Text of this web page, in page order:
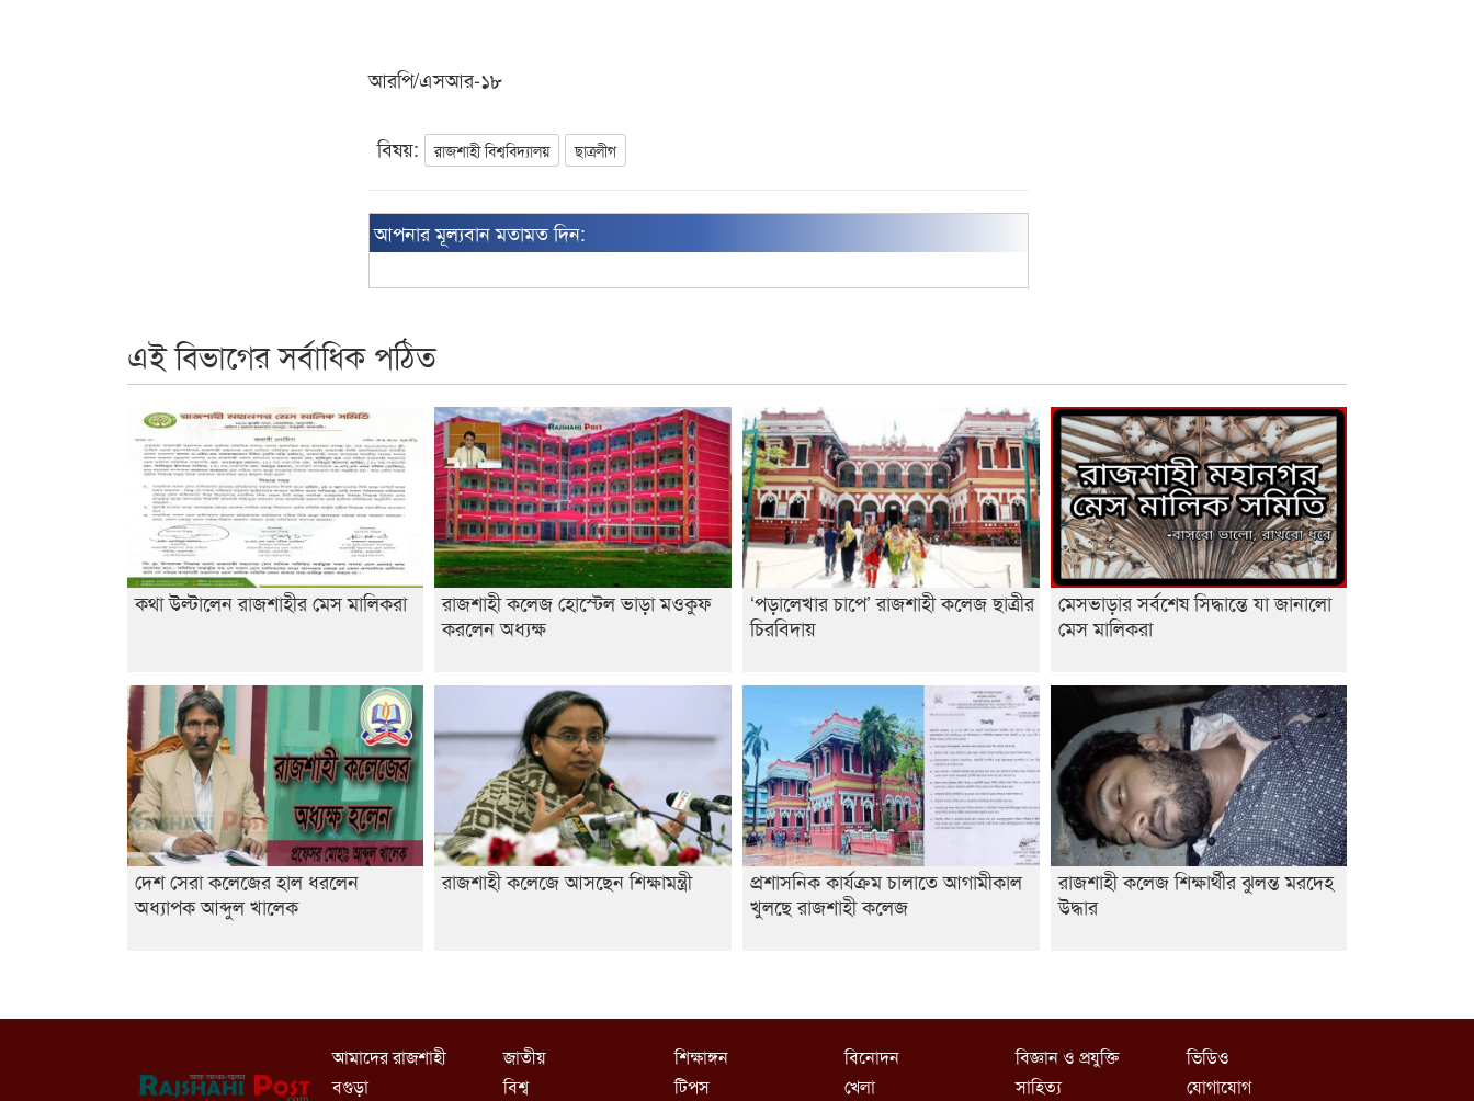
আরপি/এসআর-১৮
বিষয়: রাজশাহী বিশ্ববিদ্যালয় ছাত্রলীগ
আপনার মূল্যবান মতামত দিন:
এই বিভাগের সর্বাধিক পঠিত
কথা উল্টালেন রাজশাহীর মেস মালিকরা
রাজশাহী কলেজ হোস্টেল ভাড়া মওকুফ
করলেন অধ্যক্ষ
‘পড়ালেখার চাপে’ রাজশাহী কলেজ ছাত্রীর
চিরবিদায়
মেসভাড়ার সর্বশেষ সিদ্ধান্তে যা জানালো
মেস মালিকরা
দেশ সেরা কলেজের হাল ধরলেন
অধ্যাপক আব্দুল খালেক
রাজশাহী কলেজে আসছেন শিক্ষামন্ত্রী
প্রশাসনিক কার্যক্রম চালাতে আগামীকাল
খুলছে রাজশাহী কলেজ
রাজশাহী কলেজ শিক্ষার্থীর ঝুলন্ত মরদেহ
উদ্ধার
আমাদের রাজশাহী
বগুড়া
জাতীয়
বিশ্ব
শিক্ষাঙ্গন
টিপস
বিনোদন
খেলা
বিজ্ঞান ও প্রযুক্তি
সাহিত্য
ভিডিও
যোগাযোগ